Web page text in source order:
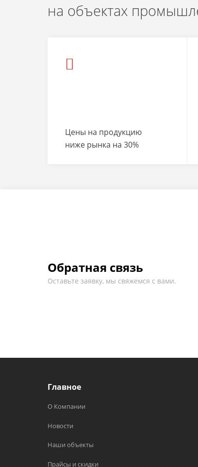
на объектах
Цены на продукцию
ниже рынка на 30%
Обратная связь
Оставьте заявку, мы свяжемся с вами.
Главное
О Компании
Новости
Наши объекты
Прайсы и скидки